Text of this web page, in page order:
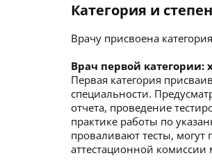
Категория и
Врачу присвоена
Врач первой категории:
Первая категория
специальности.
отчета, проведение
практике работы по
проваливают тесты, могут
аттестационной